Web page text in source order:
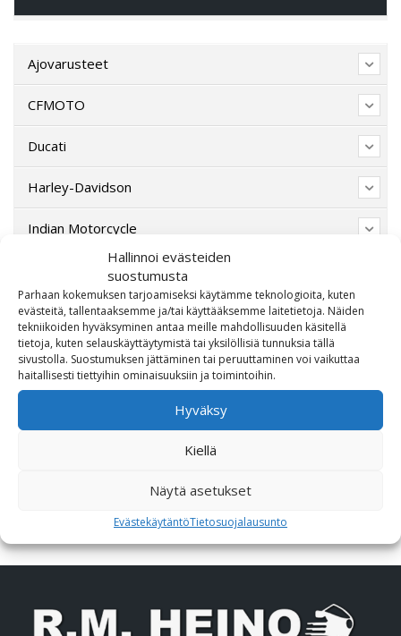
Hallinnoi evästeiden
suostumusta
Parhaan kokemuksen tarjoamiseksi käytämme teknologioita, kuten
evästeitä, tallentaaksemme ja/tai käyttääksemme laitetietoja. Näiden
tekniikoiden hyväksyminen antaa meille mahdollisuuden käsitellä
tietoja, kuten selauskäyttäytymistä tai yksilöllisiä tunnuksia tällä
sivustolla. Suostumuksen jättäminen tai peruuttaminen voi vaikuttaa
haitallisesti tiettyihin ominaisuuksiin ja toimintoihin.
Hyväksy
Kiellä
Näytä asetukset
EvästekäytäntöTietosuojalausunto
Ajovarusteet
CFMOTO
Ducati
Harley-Davidson
Indian Motorcycle
Lisävarusteet
Poistotori
Polaris
Suzuki
Varaosat/Sekalaiset